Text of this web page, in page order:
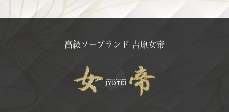
高級ソープランド 吉原女帝